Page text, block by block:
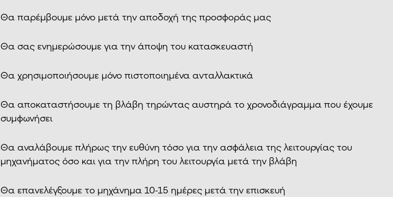
Θα παρέμβουμε μόνο μετά την αποδοχή της προσφοράς μας
Θα σας ενημερώσουμε για την άποψη του κατασκευαστή
Θα χρησιμοποιήσουμε μόνο πιστοποιημένα ανταλλακτικά
Θα αποκαταστήσουμε τη βλάβη τηρώντας αυστηρά το χρονοδιάγραμμα που έχουμε
συμφωνήσει
Θα αναλάβουμε πλήρως την ευθύνη τόσο για την ασφάλεια της λειτουργίας του
μηχανήματος όσο και για την πλήρη του λειτουργία μετά την βλάβη
Θα επανελέγξουμε το μηχάνημα 10-15 ημέρες μετά την επισκευή